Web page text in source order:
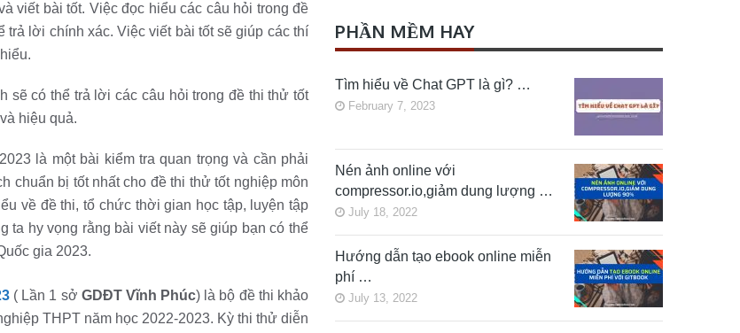
viết bài tốt. Việc đọc hiểu các câu hỏi trong đề
trả lời chính xác. Việc viết bài tốt sẽ giúp các thí
sẽ có thể trả lời các câu hỏi trong đề thi thử tốt
hiệu quả.
là một bài kiểm tra quan trọng và cần phải
chuẩn bị tốt nhất cho đề thi thử tốt nghiệp môn
về đề thi, tổ chức thời gian học tập, luyện tập
ta hy vọng rằng bài viết này sẽ giúp bạn có thể
gia 2023.
( Lần 1 sở GDĐT Vĩnh Phúc) là bộ đề thi khảo
THPT năm học 2022-2023. Kỳ thi thử diễn
PHẦN MỀM HAY
Tìm hiểu về Chat GPT là gì? …
February 7, 2023
Nén ảnh online với
compressor.io,giảm dung lượng …
July 18, 2022
Hướng dẫn tạo ebook online miễn
phí …
July 13, 2022